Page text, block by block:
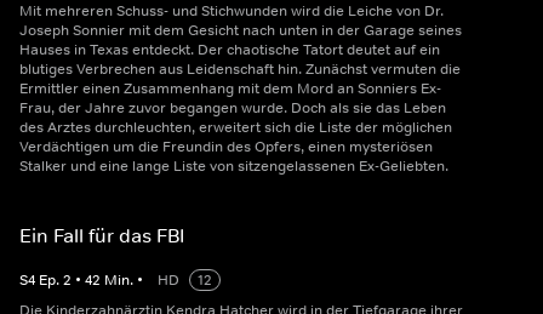
Mit mehreren Schuss- und Stichwunden wird die Leiche von Dr.
Joseph Sonnier mit dem Gesicht nach unten in der Garage seines
Hauses in Texas entdeckt. Der chaotische Tatort deutet auf ein
blutiges Verbrechen aus Leidenschaft hin. Zunächst vermuten die
Ermittler einen Zusammenhang mit dem Mord an Sonniers Ex-
Frau, der Jahre zuvor begangen wurde. Doch als sie das Leben
des Arztes durchleuchten, erweitert sich die Liste der möglichen
Verdächtigen um die Freundin des Opfers, einen mysteriösen
Stalker und eine lange Liste von sitzengelassenen Ex-Geliebten.
Ein Fall für das FBI
S4 Ep.2 • 42 Min. • HD
12